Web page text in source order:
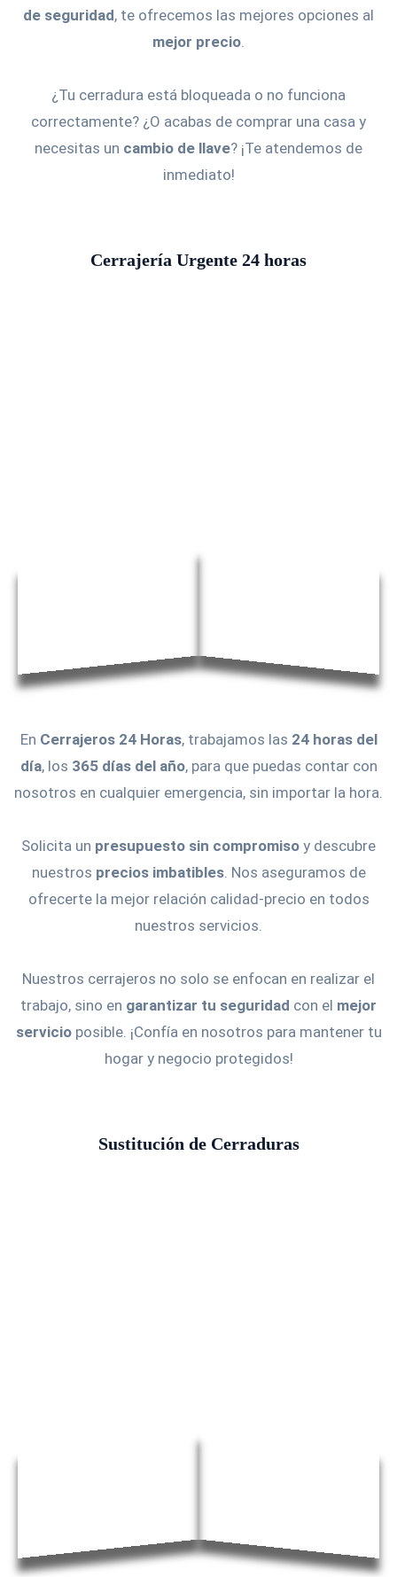
de seguridad, te ofrecemos las mejores opciones al
mejor precio.
¿Tu cerradura está bloqueada o no funciona
correctamente? ¿O acabas de comprar una casa y
necesitas un cambio de llave? ¡Te atendemos de
inmediato!
Cerrajería Urgente 24 horas
En Cerrajeros 24 Horas, trabajamos las 24 horas del
día, los 365 días del año, para que puedas contar con
nosotros en cualquier emergencia, sin importar la hora.
Solicita un presupuesto sin compromiso y descubre
nuestros precios imbatibles. Nos aseguramos de
ofrecerte la mejor relación calidad-precio en todos
nuestros servicios.
Nuestros cerrajeros no solo se enfocan en realizar el
trabajo, sino en garantizar tu seguridad con el mejor
servicioposible. ¡Confía en nosotros para mantener tu
hogar y negocio protegidos!
Sustitución de Cerraduras